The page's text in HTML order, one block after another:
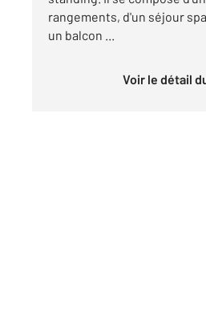
rangements, d'un séjour
un balcon ...
Voir le détail